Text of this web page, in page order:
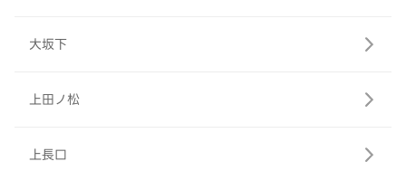
大坂下
上田ノ松
上長口